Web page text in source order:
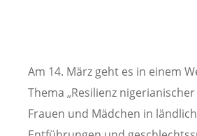
Am 14. März geht es in einem
Thema „Resilienz
Frauen und Mädchen in